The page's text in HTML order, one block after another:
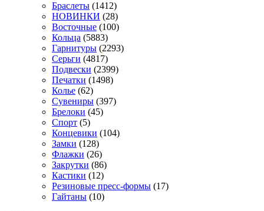
Браслеты (1412)
НОВИНКИ (28)
Восточные (100)
Кольца (5883)
Гарнитуры (2293)
Серьги (4817)
Подвески (2399)
Печатки (1498)
Колье (62)
Сувениры (397)
Брелоки (45)
Спорт (5)
Концевики (104)
Замки (128)
Флажки (26)
Закрутки (86)
Кастики (12)
Резиновые пресс-формы (17)
Гайтаны (10)